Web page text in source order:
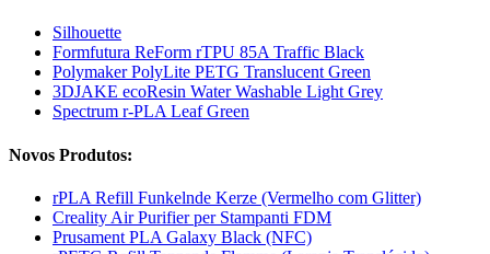
Silhouette
Formfutura ReForm rTPU 85A Traffic Black
Polymaker PolyLite PETG Translucent Green
3DJAKE ecoResin Water Washable Light Grey
Spectrum r-PLA Leaf Green
Novos Produtos:
rPLA Refill Funkelnde Kerze (Vermelho com Glitter)
Creality Air Purifier per Stampanti FDM
Prusament PLA Galaxy Black (NFC)